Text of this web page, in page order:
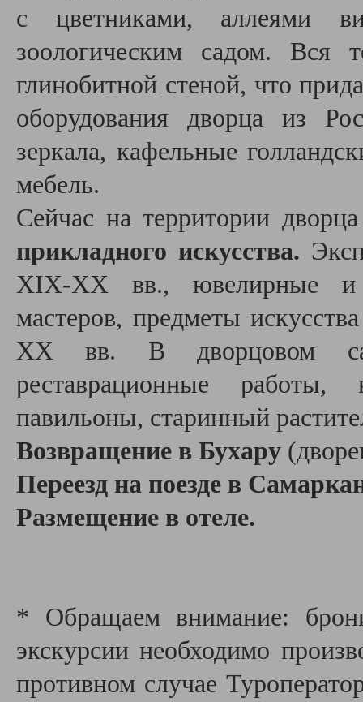
с цветниками, аллеями
зоологическим садом. Вся
глинобитной стеной, что
оборудования дворца из
зеркала, кафельные
мебель.
Сейчас на территории
прикладного искусства.
XIX-XX вв., ювелирные и
мастеров, предметы
XX вв. В дворцовом
реставрационные работы,
павильоны, старинный
Возвращение в Бухару
Переезд на поезде в
Размещение в отеле.
* Обращаем внимание:
экскурсии необходимо
противном случае